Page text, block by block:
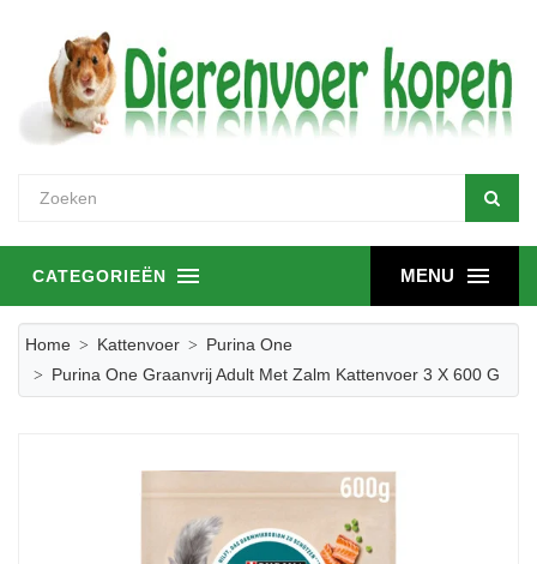
MENU
CATEGORIEËN
Home Kattenvoer
Purina One
Purina One Graanvrij Adult Met Zalm Kattenvoer 3 X 600 G